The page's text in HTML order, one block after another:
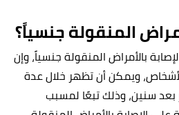
المنقولة جنسياً؟
بالأمراض المنقولة جنسياً، وإن
ويمكن أن تظهر خلال عدة
بعد سنين، وذلك تبعًا لمسبب